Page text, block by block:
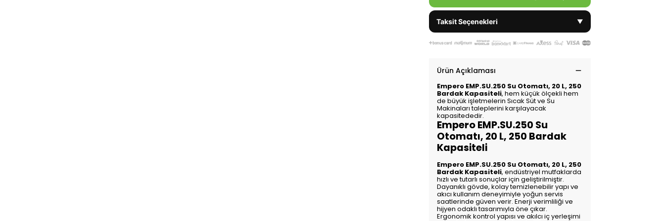
Taksit Seçenekleri ▼
Ürün Açıklaması
Empero EMP.SU.250 Su Otomatı, 20 L, 250
Bardak Kapasiteli, hem küçük ölçekli hem
de büyük işletmelerin Sıcak Süt ve Su
Makinaları taleplerini karşılayacak
kapasitededir.
Empero EMP.SU.250 Su
Otomatı, 20 L, 250 Bardak
Kapasiteli
Empero EMP.SU.250 Su Otomatı, 20 L, 250
Bardak Kapasiteli, endüstriyel mutfaklarda
hızlı ve tutarlı sonuçlar için geliştirilmiştir.
Dayanıklı gövde, kolay temizlenebilir yapı ve
akıcı kullanım deneyimiyle yoğun servis
saatlerinde güven verir. Enerji verimliliği ve
hijyen odaklı tasarımıyla öne çıkar.
Ergonomik kontrol yapısı ve akılcı iç yerleşimi